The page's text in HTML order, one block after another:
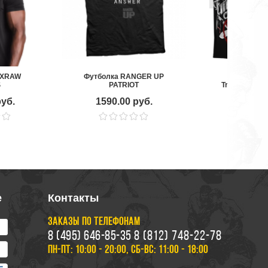
Футболка RANGER UP
PATRIOT
1590.00 руб.
Training Fair
Контакты
ЗАКАЗЫ ПО ТЕЛЕФОНАМ
8 (495) 646-85-35 8 (812) 748-22-78
ПН-ПТ: 10:00 - 20:00, СБ-ВС: 11:00 - 18:00